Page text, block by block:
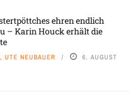
ehren endlich
– Karin Houck erhält die
UTE NEUBAUER 6. AUGUST